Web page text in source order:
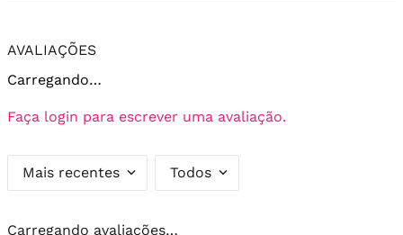
AVALIAÇÕES
Carregando…
Faça login para escrever uma avaliação.
Mais recentes Todos
Carregando avaliações…